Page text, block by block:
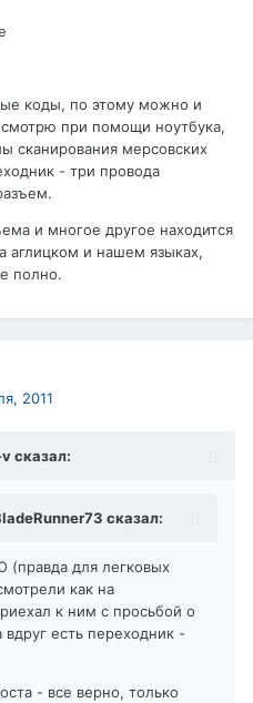
коды, по этому можно и
при помощи ноутбука,
сканирования мерсовских
- три провода
и многое другое находится
аглицком и нашем языках,
полно.
2011
сказал:
сказал:
для легковых
как на
к ним с просьбой о
вдруг есть переходник -
- все верно, только